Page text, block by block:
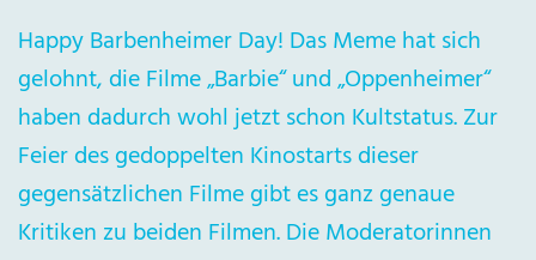
Happy Barbenheimer Day! Das Meme hat sich
gelohnt, die Filme „Barbie“ und „Oppenheimer“
haben dadurch wohl jetzt schon Kultstatus. Zur
Feier des gedoppelten Kinostarts dieser
gegensätzlichen Filme gibt es ganz genaue
Kritiken zu beiden Filmen. Die Moderatorinnen